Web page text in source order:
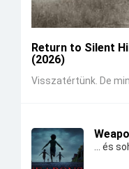
Return to Silent
(2026)
Visszatértünk. De
... és